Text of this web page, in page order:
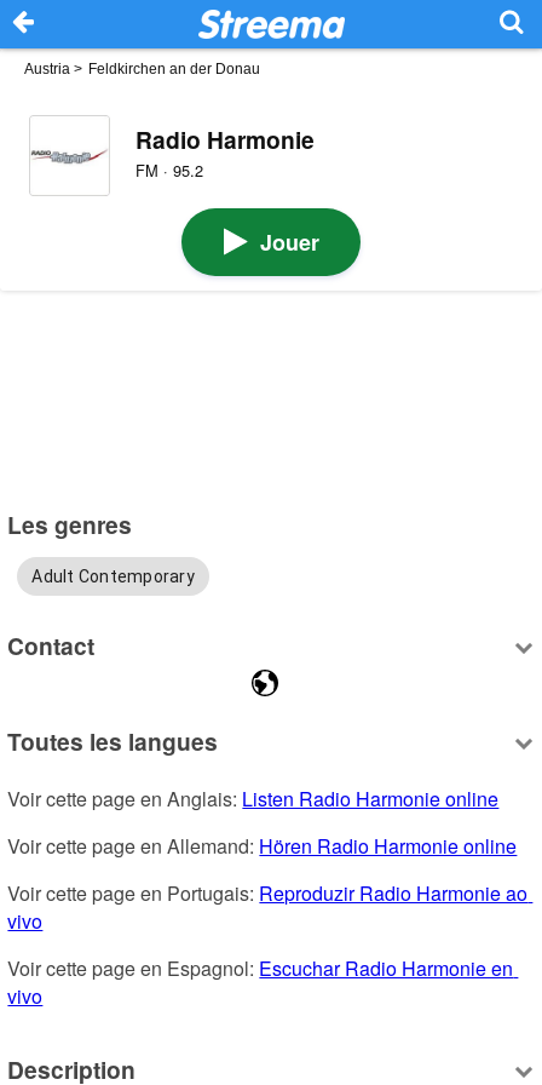
Austria > Feldkirchen an der Donau
Radio Harmonie
FM · 95.2
Jouer
Les genres
Adult Contemporary
Contact
Toutes les langues
Voir cette page en Anglais: Listen Radio Harmonie online
Voir cette page en Allemand: Hören Radio Harmonie online
Voir cette page en Portugais: Reproduzir Radio Harmonie ao
vivo
Voir cette page en Espagnol: Escuchar Radio Harmonie en
vivo
Description